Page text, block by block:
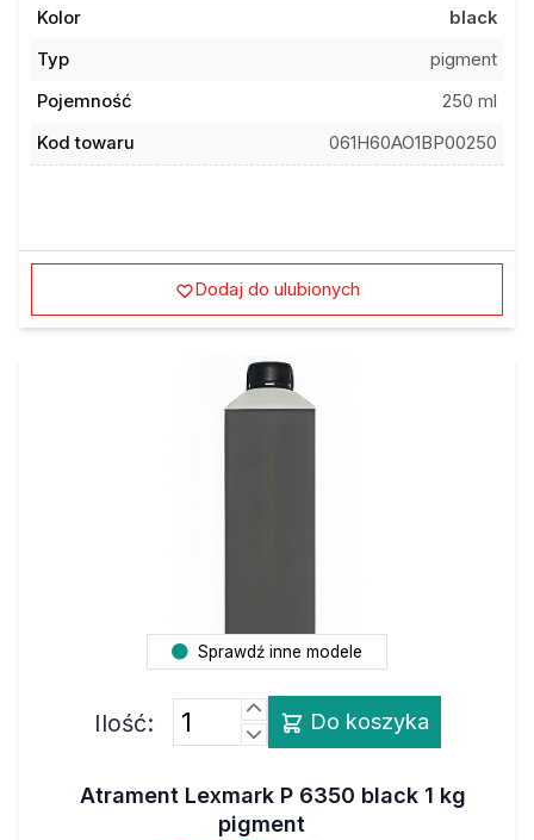
Kolor
black
Typ
pigment
Pojemność
250 ml
Kod towaru
061H60AO1BP00250
Dodaj do ulubionych
Sprawdź inne modele
Ilość: Do koszyka
Atrament Lexmark P 6350 black 1 kg
pigment